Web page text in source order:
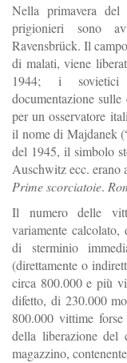
Nella primavera
prigionieri sono
Ravensbrück. Il
di malati, viene
1944; i sovietici
documentazione
per un osservatore
il nome di Majdanek
del 1945, il simbolo
Auschwitz ecc. erano
Prime scorciatoie.
Il numero delle
variamente calcolato,
di sterminio
(direttamente o
circa 800.000 e più
difetto, di 230.000
800.000 vittime
della liberazione del
magazzino,